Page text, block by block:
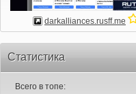
darkalliances.rusff.me
Статистика
Всего в топе: